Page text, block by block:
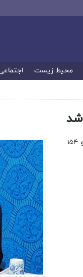
محیط زیست
مدیرکل صمت استان البرز از راه اندازی مجدد ۱۰ واحد تملیکی و ۱۵۴